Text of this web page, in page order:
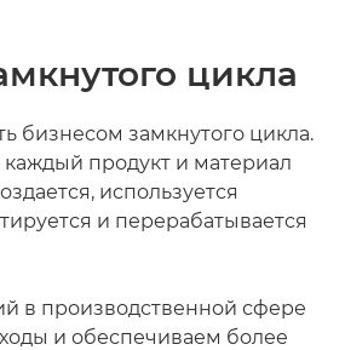
цикла
бизнесом замкнутого цикла.
каждый продукт и материал
используется
и перерабатывается
в производственной сфере
и обеспечиваем более